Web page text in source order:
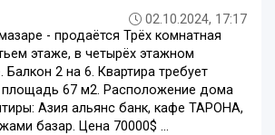
02.10.2024, 17:17
- продаётся Трёх комнатная
этаже, в четырёх этажном
2 на 6. Квартира требует
67 м2. Расположение дома
Азия альянс банк, кафе ТАРОНА,
базар. Цена 70000$ ...